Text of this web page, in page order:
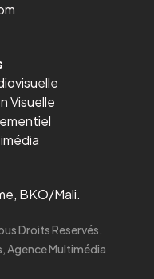
Visuelle
BKO/Mali.
Droits Reservés.
Agence Multimédia